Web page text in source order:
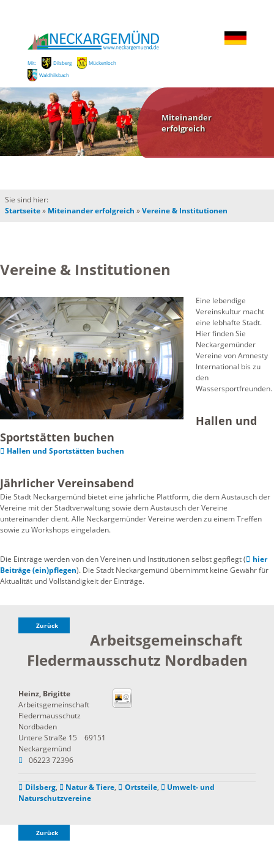
Mit: Dilsberg
Mückenloch
Waldhilsbach
Miteinander
erfolgreich
Sie sind hier:
Startseite» Miteinander erfolgreich »Vereine & Institutionen
Vereine & Institutionen
Eine lebendige
Vereinskultur macht
eine lebhafte Stadt.
Hier finden Sie
Neckargemünder
Vereine von Amnesty
International bis zu
den
Wassersportfreunden.
Hallen und
Sportstätten buchen
Hallen und Sportstätten buchen
Jährlicher Vereinsabend
Die Stadt Neckargemünd bietet eine jährliche Plattform, die dem Austausch der
Vereine mit der Stadtverwaltung sowie dem Austausch der Vereine
untereinander dient. Alle Neckargemünder Vereine werden zu einem Treffen
sowie zu Workshops eingeladen.
Die Einträge werden von den Vereinen und Institutionen selbst gepflegt (
hier
Beiträge (ein)pflegen). Die Stadt Neckargemünd übernimmt keine Gewähr für
Aktualität und Vollständigkeit der Einträge.
Zurück
Arbeitsgemeinschaft
Fledermausschutz Nordbaden
Heinz, Brigitte
Arbeitsgemeinschaft
Fledermausschutz
Nordbaden
Untere Straße 15
69151
Neckargemünd
06223 72396
Dilsberg, Natur & Tiere, Ortsteile,
Umwelt- und
Naturschutzvereine
Zurück